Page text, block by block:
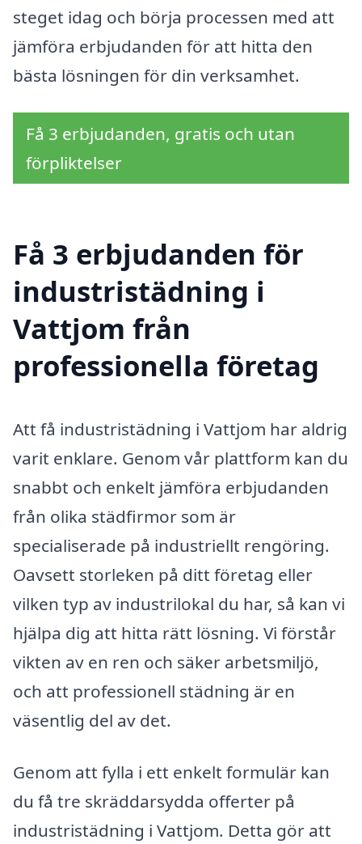
steget idag och börja processen med att
jämföra erbjudanden för att hitta den
bästa lösningen för din verksamhet.
Få 3 erbjudanden, gratis och utan
förpliktelser
Få 3 erbjudanden för
industristädning i
Vattjom från
professionella företag
Att få industristädning i Vattjom har aldrig
varit enklare. Genom vår plattform kan du
snabbt och enkelt jämföra erbjudanden
från olika städfirmor som är
specialiserade på industriellt rengöring.
Oavsett storleken på ditt företag eller
vilken typ av industrilokal du har, så kan vi
hjälpa dig att hitta rätt lösning. Vi förstår
vikten av en ren och säker arbetsmiljö,
och att professionell städning är en
väsentlig del av det.
Genom att fylla i ett enkelt formulär kan
du få tre skräddarsydda offerter på
industristädning i Vattjom. Detta gör att